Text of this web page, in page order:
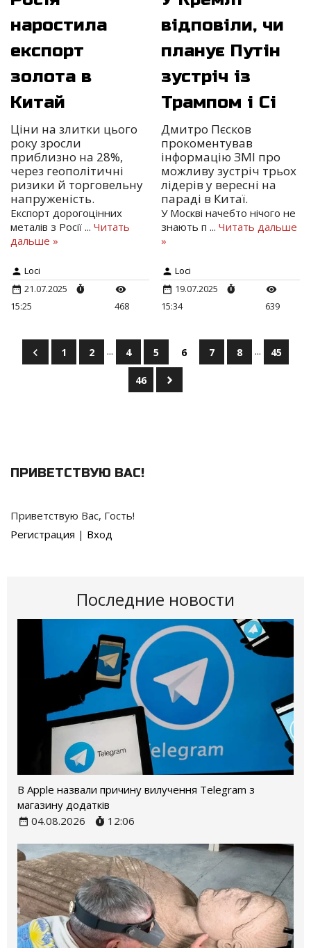
наростила
експорт
золота в
Китай
Ціни на злитки цього
року зросли
приблизно на 28%,
через геополітичні
ризики й торговельну
напруженість.
Експорт дорогоцінних
металів з Росії ... Читать
дальше »
Loci
21.07.2025
15:25
468
відповіли, чи
планує Путін
зустріч із
Трампом і Сі
Дмитро Пєсков
прокоментував
інформацію ЗМІ про
можливу зустріч трьох
лідерів у вересні на
параді в Китаї.
У Москві начебто нічого не
знають п...Читать дальше
»
Loci
19.07.2025
15:34
639
1 2 ... 4 5 6 7 8 ... 45
46
ПРИВЕТСТВУЮ ВАС!
Приветствую Вас, Гость!
Регистрация | Вход
Последние новости
В Apple назвали причину вилучення Telegram з
магазину додатків
04.08.2026
12:06